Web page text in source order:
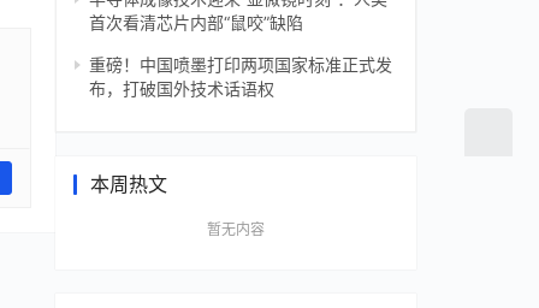
首次看清芯片内部“鼠咬”缺陷
重磅！中国喷墨打印两项国家标准正式发
布，打破国外技术话语权
本周热文
暂无内容